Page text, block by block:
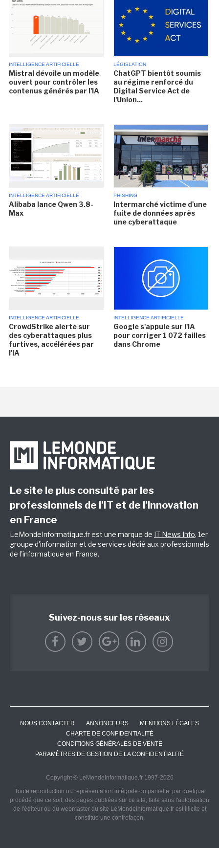
INTELLIGENCE ARTIFICIELLE
Mistral dévoile un modèle
ouvert pour contrôler les
contenus générés par l'IA
LÉGISLATION
ChatGPT bientôt soumis
au régime renforcé du
Digital Service Act de
l'Union...
INTELLIGENCE ARTIFICIELLE
Alibaba lance Qwen 3.8-
Max
PHISHING
Intermarché victime d'une
fuite de données après
une cyberattaque
INTELLIGENCE ARTIFICIELLE
CrowdStrike alerte sur
des cyberattaques plus
furtives, accélérées par
l'IA
INTELLIGENCE ARTIFICIELLE
Google s'appuie sur l'IA
pour corriger 1 072 failles
dans Chrome
Le site le plus consulté par les
professionnels de l’IT et de l’innovation
en France
LeMondeInformatique.fr est une marque de IT News Info, 1er
groupe d'information et de services dédié aux professionnels
de l'informatique en France.
Suivez-nous sur les réseaux
NOUS CONTACTER ANNONCEURS
MENTIONS LÉGALES
CHARTE DE CONFIDENTIALITÉ
CONDITIONS GÉNÉRALES DE VENTE
PARAMÈTRES DE GESTION DE LA CONFIDENTIALITÉ
Copyright © LeMondeInformatique.fr 1997-2026
Toute reproduction ou représentation intégrale ou partielle, par quelque
procédé que ce soit, des pages publiées sur ce site, faite sans l'autorisation
de l'éditeur ou du webmaster du site LeMondeInformatique.fr est illicite et
constitue une contrefaçon.